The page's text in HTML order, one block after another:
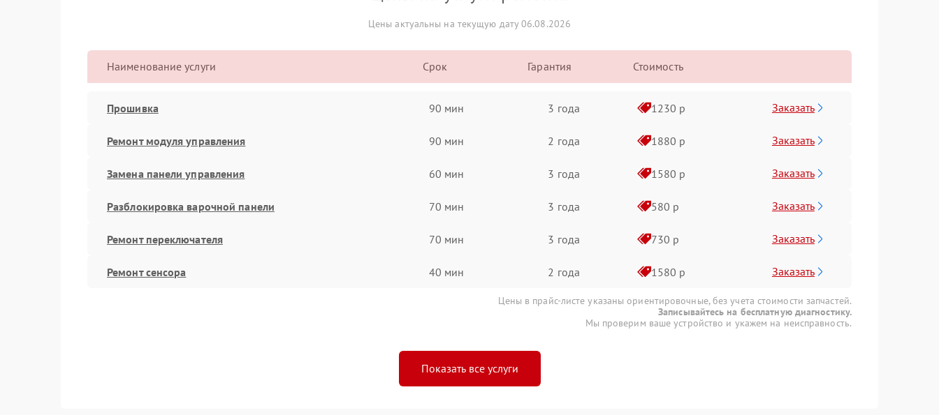
Цены актуальны на текущую дату 06.08.2026
Наименование услуги Срок Гарантия Стоимость
Прошивка 90 мин 3 года 1230 р Заказать
Ремонт модуля управления 90 мин 2 года 1880 р Заказать
Замена панели управления 60 мин 3 года 1580 р Заказать
Разблокировка варочной панели 70 мин 3 года 580 р Заказать
Ремонт переключателя 70 мин 3 года 730 р Заказать
Ремонт сенсора 40 мин 2 года 1580 р Заказать
Цены в прайс-листе указаны ориентировочные, без учета стоимости запчастей.
Записывайтесь на бесплатную диагностику.
Мы проверим ваше устройство и укажем на неисправность.
Показать все услуги